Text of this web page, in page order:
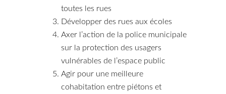
toutes les rues
Développer des rues aux écoles
Axer l’action de la police municipale
sur la protection des usagers
vulnérables de l’espace public
Agir pour une meilleure
cohabitation entre piétons et